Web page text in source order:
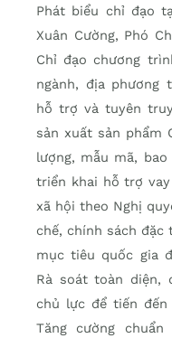
Phát biểu chỉ đạo
Xuân Cường, Phó
Chỉ đạo chương
ngành, địa phương
hỗ trợ và tuyên
sản xuất sản phẩm
lượng, mẫu mã,
triển khai hỗ trợ
xã hội theo Nghị
chế, chính sách
mục tiêu quốc gia
Rà soát toàn diện,
chủ lực để tiến
Tăng cường